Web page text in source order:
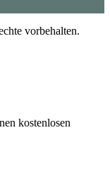
vorbehalten.
kostenlosen